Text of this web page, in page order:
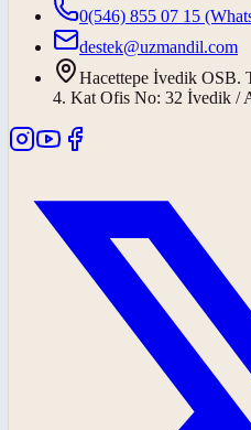
0(546) 855 07 15
destek@uzmandil.com
Hacettepe İvedik OSB.
4. Kat Ofis No: 32 İvedik /